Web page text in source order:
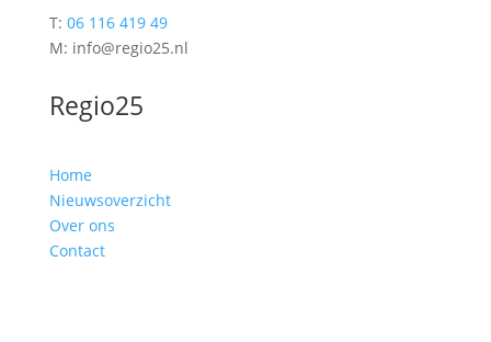
T: 06 116 419 49
M: info@regio25.nl
Regio25
Home
Nieuwsoverzicht
Over ons
Contact